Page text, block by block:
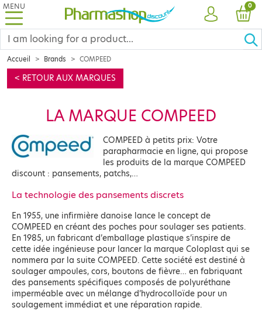
MENU
ACCOUNT
0
Accueil Brands COMPEED
< RETOUR AUX MARQUES
LA MARQUE COMPEED
COMPEED à petits prix: Votre
parapharmacie en ligne, qui propose
les produits de la marque COMPEED
discount : pansements, patchs,…
La technologie des pansements discrets
En 1955, une infirmière danoise lance le concept de
COMPEED en créant des poches pour soulager ses patients.
En 1985, un fabricant d’emballage plastique s’inspire de
cette idée ingénieuse pour lancer la marque Coloplast qui se
nommera par la suite COMPEED. Cette société est destiné à
soulager ampoules, cors, boutons de fièvre… en fabriquant
des pansements spécifiques composés de polyuréthane
imperméable avec un mélange d’hydrocolloïde pour un
soulagement immédiat et une réparation rapide.